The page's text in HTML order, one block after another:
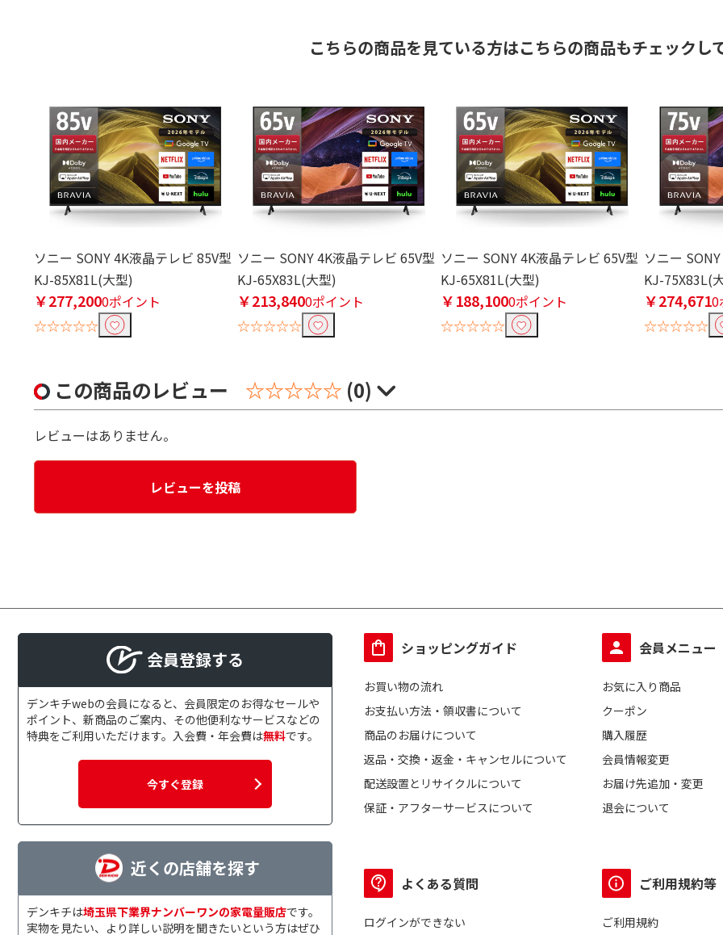
こちらの商品を見ている方はこちらの商品もチェックし
ソニー SONY 4K液晶テレビ 85V型
KJ-85X81L(大型)
￥277,2000ポイント
☆☆☆☆☆
ソニー SONY 4K液晶テレビ 65V型
KJ-65X83L(大型)
￥213,8400ポイント
☆☆☆☆☆
ソニー SONY 4K液晶テレビ 65V型
KJ-65X81L(大型)
￥188,1000ポイント
☆☆☆☆☆
ソニー
KJ-75X83L(
￥274,6710
☆☆☆☆☆
この商品のレビュー ☆☆☆☆☆ (0)
レビューはありません。
レビューを投稿
会員登録する
デンキチwebの会員になると、会員限定のお得なセールや
ポイント、新商品のご案内、その他便利なサービスなどの
特典をご利用いただけます。入会費・年会費は無料です。
今すぐ登録
近くの店舗を探す
デンキチは埼玉県下業界ナンバーワンの家電量販店です。
実物を見たい、より詳しい説明を聞きたいという方はぜひ
ショッピングガイド
お買い物の流れ
お支払い方法・領収書について
商品のお届けについて
返品・交換・返金・キャンセルについて
配送設置とリサイクルについて
保証・アフターサービスについて
会員メニュー
お気に入り商品
クーポン
購入履歴
会員情報変更
お届け先追加・変更
退会について
よくある質問
ログインができない
ご利用規約等
ご利用規約